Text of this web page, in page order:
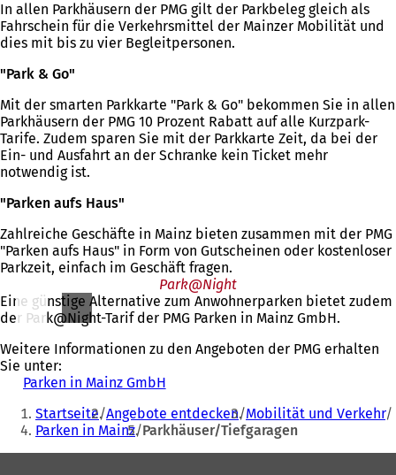
e
n
T
a
b
)
In allen Parkhäusern der PMG gilt der Parkbeleg gleich als
Fahrschein für die Verkehrsmittel der Mainzer Mobilität und
dies mit bis zu vier Begleitpersonen.
"Park & Go"
Mit der smarten Parkkarte "Park & Go" bekommen Sie in allen
Parkhäusern der PMG 10 Prozent Rabatt auf alle Kurzpark-
Tarife. Zudem sparen Sie mit der Parkkarte Zeit, da bei der
Ein- und Ausfahrt an der Schranke kein Ticket mehr
notwendig ist.
"Parken aufs Haus"
Zahlreiche Geschäfte in Mainz bieten zusammen mit der PMG
"Parken aufs Haus" in Form von Gutscheinen oder kostenloser
Parkzeit, einfach im Geschäft fragen.
Park@Night
Eine günstige Alternative zum Anwohnerparken bietet zudem
der Park@Night-Tarif der PMG Parken in Mainz GmbH.
Weitere Informationen zu den Angeboten der PMG erhalten
Sie unter:
Parken in Mainz GmbH
f
f
n
Sie
befinden
sich
Startseite Angebote entdecken Mobilität und Verkehr
Parken in Mainz Parkhäuser/Tiefgaragen